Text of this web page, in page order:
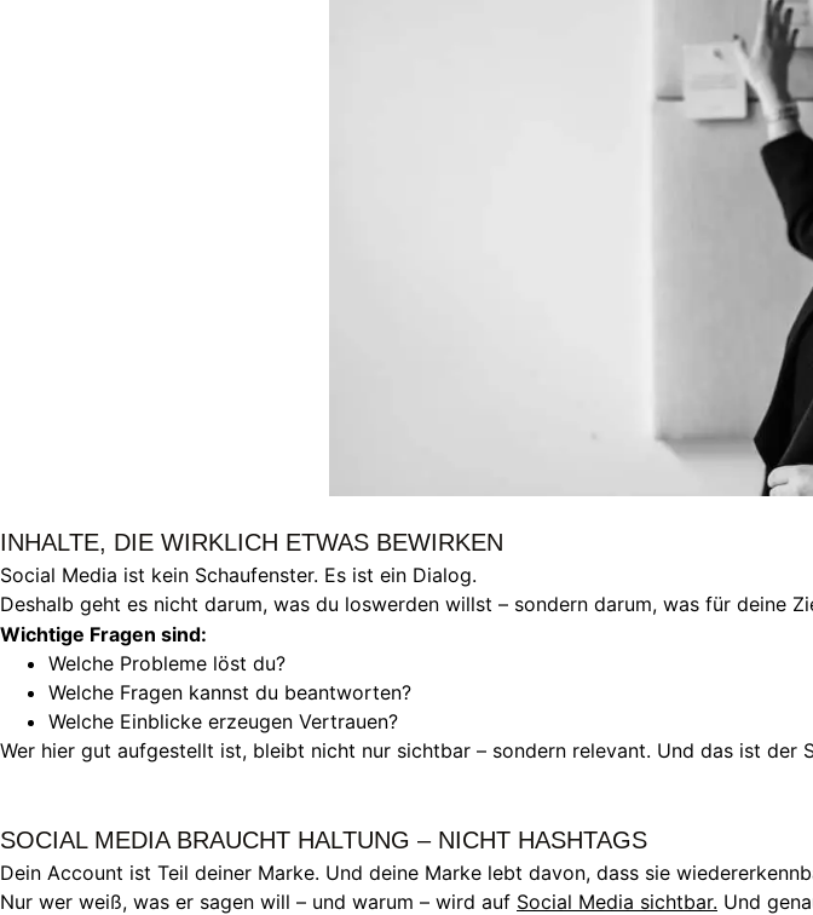
INHALTE, DIE WIRKLICH ETWAS BEWIRKEN
Social Media ist kein Schaufenster. Es ist ein Dialog.
Deshalb geht es nicht darum, was du loswerden willst – sondern darum, was für deine
Wichtige Fragen sind:
Welche Probleme löst du?
Welche Fragen kannst du beantworten?
Welche Einblicke erzeugen Vertrauen?
Wer hier gut aufgestellt ist, bleibt nicht nur sichtbar – sondern relevant. Und das ist der
SOCIAL MEDIA BRAUCHT HALTUNG – NICHT HASHTAGS
Dein Account ist Teil deiner Marke. Und deine Marke lebt davon, dass sie
Nur wer weiß, was er sagen will – und warum – wird auf Social Media sichtbar. Und